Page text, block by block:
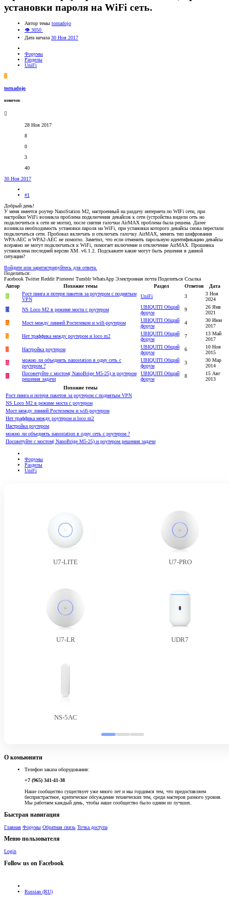
установки пароля на WiFi сеть.
Автор темы tornadojo
👁 3050
Дата начала 30 Ноя 2017
Форумы
Разделы
UniFi
T
tornadojo
новичок
28 Ноя 2017
8
0
3
40
30 Ноя 2017
#1
Добрый день!
У меня имеется роутер NanoStation M2, настроенный на раздачу интернета по WIFi сети, при
настройки WiFi возникла проблема подключения девайсов к сети (устройства видели сеть но
подключиться к сети не могли), после снятия галочки AirMAX проблема была решена. Далее
возникла необходимость установки пароля на WiFi, при установки которого девайсы снова перестали
подключаться сети. Пробовал включать и отключать галочку AirMAX, менять тип шифрования
WPA-AEC и WPA2-AEC не помогло. Заметил, что если отменить парольную идентификацию девайсы
всеравно не могут подключаться к WiFi, помогает включение и отключение AirMAX. Прошивка
установлена последней версии XM. v6.1.2. Подскажите какие могут быть решения в данной
ситуации?
Войдите или зарегистрируйтесь для ответа.
Поделиться:
Facebook Twitter Reddit Pinterest Tumblr WhatsApp Электронная почта Поделиться Ссылка
Автор
Похожие темы Раздел Ответов
Дата
R
Рост пинга и потеря пакетов за роутером с поднятым
VPN
UniFi 3
3 Ноя
2024
D
NS Loco M2 в режиме моста с роутером
UBIQUITI Общий
форум
9
26 Янв
2021
A
Мост между линией Ростелеком и wifi-роутером
UBIQUITI Общий
форум
4
30 Июн
2017
S
Нет траффика между роутером и loco m2
UBIQUITI Общий
форум
7
13 Май
2017
S
Настройка роутером
UBIQUITI Общий
форум
6
10 Ноя
2015
A
можно ли объеднять nanostation в одну сеть с
роутером ?
UBIQUITI Общий
форум
3
30 Мар
2014
R
Посоветуйте с мостом( NanoBrige M5-25) и роутером
решения задачи
UBIQUITI Общий
форум
8
15 Авг
2013
Похожие темы
Рост пинга и потеря пакетов за роутером с поднятым VPN
NS Loco M2 в режиме моста с роутером
Мост между линией Ростелеком и wifi-роутером
Нет траффика между роутером и loco m2
Настройка роутером
можно ли объеднять nanostation в одну сеть с роутером ?
Посоветуйте с мостом( NanoBrige M5-25) и роутером решения задачи
Форумы
Разделы
UniFi
U7-LITE U7-PRO
U7-LR UDR7
NS-5AC
О комьюнити
Телефон заказа оборудования:
+7 (965) 341-41-38
Наше сообщество существует уже много лет и мы гордимся тем, что предоставляем
беспристрастное, критическое обсуждение технических тем, среди мастеров разного уровня.
Мы работаем каждый день, чтобы наше сообщество было одним из лучших.
Быстрая навигация
Главная Форумы Обратная связь Точка доступа
Меню пользователя
Login
Follow us on Facebook
Russian (RU)